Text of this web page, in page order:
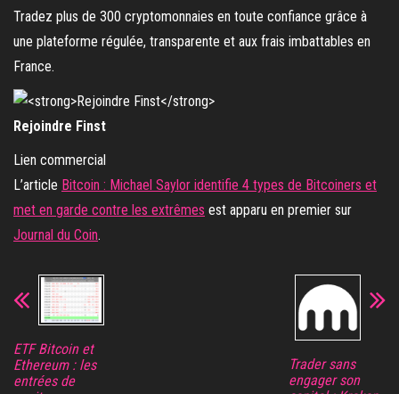
Tradez plus de 300 cryptomonnaies en toute confiance grâce à
une plateforme régulée, transparente et aux frais imbattables en
France.
Rejoindre Finst
Lien commercial
L’article Bitcoin : Michael Saylor identifie 4 types de Bitcoiners et
met en garde contre les extrêmes est apparu en premier sur
Journal du Coin.
ETF Bitcoin et
Ethereum : les
entrées de
Trader sans
engager son